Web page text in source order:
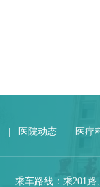
医院动态 医疗
乘车路线：乘201